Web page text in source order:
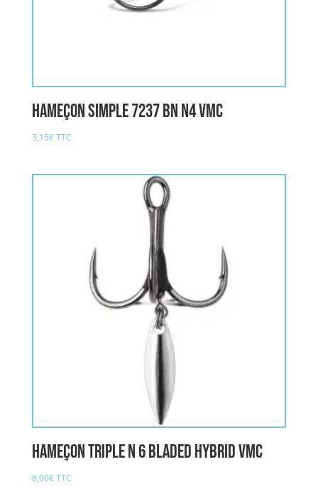
Hameçon Simple 7237 BN n4 VMC
3,15€TTC
Hameçon Triple n 6 Bladed Hybrid VMC
8,00€TTC